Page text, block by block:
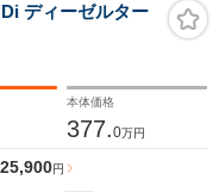
ディーゼルター
本体価格
377.0万円
25,900円